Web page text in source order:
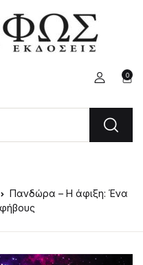
0
Πανδώρα – Η άφιξη: Ένα